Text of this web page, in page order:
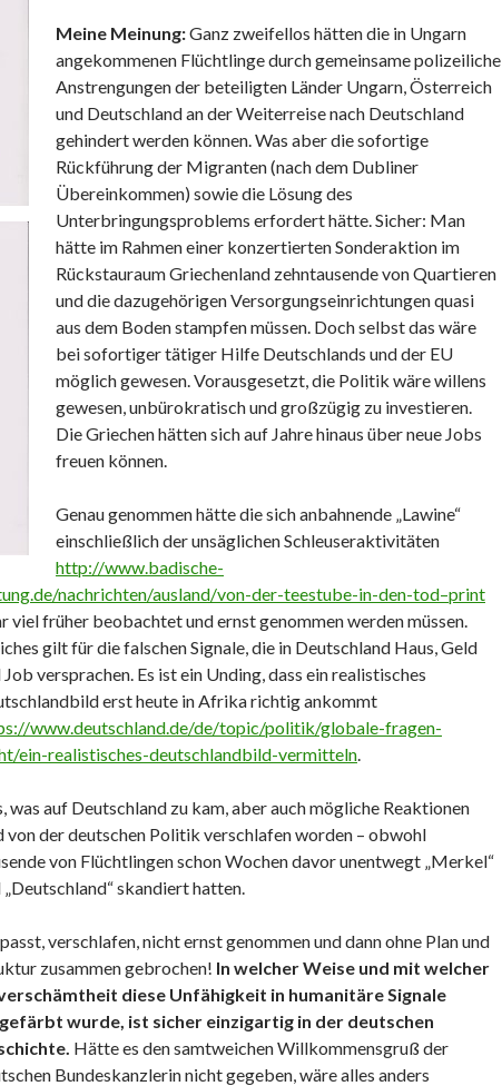
Meine Meinung:Ganz zweifellos hätten die in Ungarn
angekommenen Flüchtlinge durch gemeinsame polizeiliche
Anstrengungen der beteiligten Länder Ungarn, Österreich
und Deutschland an der Weiterreise nach Deutschland
gehindert werden können. Was aber die sofortige
Rückführung der Migranten (nach dem Dubliner
Übereinkommen) sowie die Lösung des
Unterbringungsproblems erfordert hätte. Sicher: Man
hätte im Rahmen einer konzertierten Sonderaktion im
Rückstauraum Griechenland zehntausende von Quartieren
und die dazugehörigen Versorgungseinrichtungen quasi
aus dem Boden stampfen müssen. Doch selbst das wäre
bei sofortiger tätiger Hilfe Deutschlands und der EU
möglich gewesen. Vorausgesetzt, die Politik wäre willens
gewesen, unbürokratisch und großzügig zu investieren.
Die Griechen hätten sich auf Jahre hinaus über neue Jobs
freuen können.
Genau genommen hätte die sich anbahnende „Lawine“
einschließlich der unsäglichen Schleuseraktivitäten
http://www.badische-
nachrichten/ausland/von-der-teestube-in-den-tod–print
viel früher beobachtet und ernst genommen werden müssen.
gilt für die falschen Signale, die in Deutschland Haus, Geld
Job versprachen. Es ist ein Unding, dass ein realistisches
erst heute in Afrika richtig ankommt
www.deutschland.de/de/topic/politik/globale-fragen-
ein-realistisches-deutschlandbild-vermitteln.
was auf Deutschland zu kam, aber auch mögliche Reaktionen
von der deutschen Politik verschlafen worden – obwohl
von Flüchtlingen schon Wochen davor unentwegt „Merkel“
„Deutschland“ skandiert hatten.
verschlafen, nicht ernst genommen und dann ohne Plan und
zusammen gebrochen! In welcher Weise und mit welcher
diese Unfähigkeit in humanitäre Signale
wurde, ist sicher einzigartig in der deutschen
Hätte es den samtweichen Willkommensgruß der
Bundeskanzlerin nicht gegeben, wäre alles anders